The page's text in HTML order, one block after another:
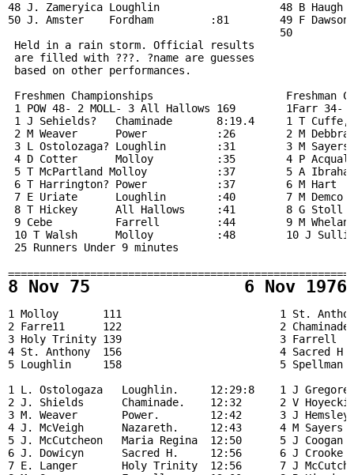
48 J. Zameryica Loughlin                   48 B Haugh
50 J. Amster    Fordham         :81        49 F
50
Held in a rain storm. Official results
are filled with ???. ?name are guesses
based on other performances.
Freshmen Championships                     Freshman
1 POW 48- 2 MOLL- 3 All Hallows 169        1Farr
1 J Sehields?   Chaminade       8:19.4     1 T
2 M Weaver      Power           :26        2 M
3 L Ostolozaga? Loughlin        :31        3 M
4 D Cotter      Molloy          :35        4 P
5 T McPartland Molloy           :37        5 A
6 T Harrington? Power           :37        6 M Hart
7 E Uriate      Loughlin        :40        7 M
8 T Hickey      All Hallows     :41        8 G Stoll
9 Cebe          Farrell         :44        9 M
10 T Walsh      Molloy          :48        10 J
25 Runners Under 9 minutes
1 Molloy       111                         1 St.
2 Farre11      122                         2 Chaminade
3 Holy Trinity 139                         3 Farrell
4 St. Anthony  156                         4 Sacred H
5 Loughlin     158                         5 Spellman
1 L. Ostologaza   Loughlin.     12:29:8    1 J
2 J. Shields      Chaminade.    12:32      2 V Hoyecki
3 M. Weaver       Power.        12:42      3 J Hemsley
4 J. McVeigh      Nazareth.     12:43      4 M Sayers
5 J. McCutcheon   Maria Regina  12:50      5 J Coogan
6 J. Dowicyn      Sacred H.     12:56      6 J Crooke
7 E. Langer       Holy Trinity  12:56      7 J